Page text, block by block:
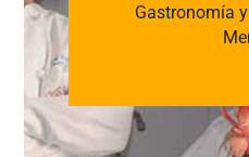
Gastronomía